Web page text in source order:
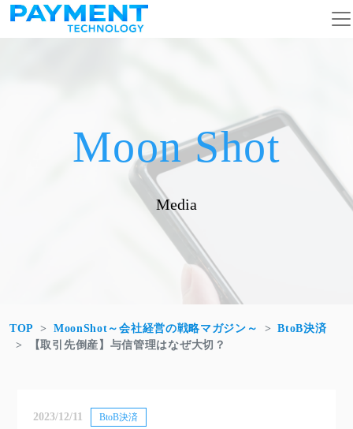
コンテンツへスキップ
メインナビゲーション
Moon Shot
Media
TOP MoonShot～会社経営の戦略マガジン～
BtoB決済
【取引先倒産】与信管理はなぜ大切？
2023/12/11 BtoB決済